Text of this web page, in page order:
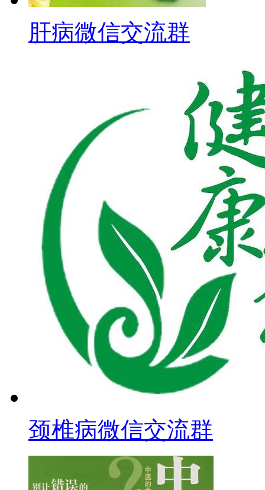
肝病微信交流群
颈椎病微信交流群